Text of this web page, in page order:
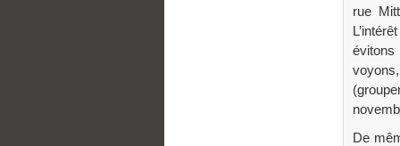
rue
De